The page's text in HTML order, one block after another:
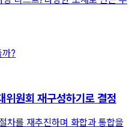
위원회 재구성하기로 결정
차를 재추진하며 화합과 통합을